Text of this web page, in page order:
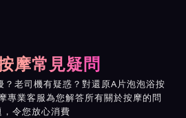
摩常見疑問
？老司機有疑惑？對還原A片泡泡浴按
專業客服為您解答所有關於按摩的問
，令您放心消費